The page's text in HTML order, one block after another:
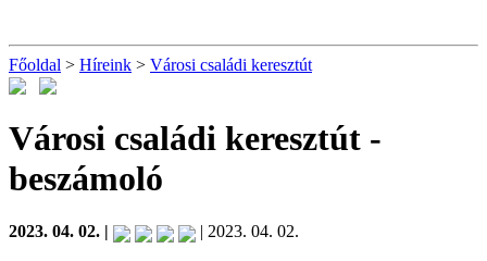
Főoldal > Híreink > Városi családi keresztút
Városi családi keresztút -
beszámoló
2023. 04. 02. | | 2023. 04. 02.